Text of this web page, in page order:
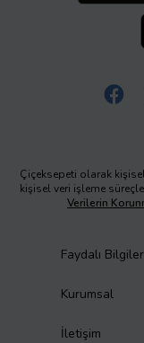
Çiçeksepeti olarak
kişisel veri işleme
Verilerin
Faydalı Bilgiler
Kurumsal
İletişim